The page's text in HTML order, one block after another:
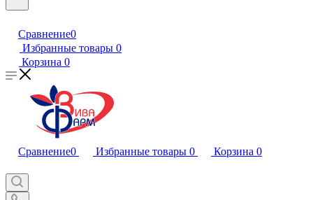
Сравнение0
Избранные товары 0
Корзина 0
Сравнение0 Избранные товары 0 Корзина 0